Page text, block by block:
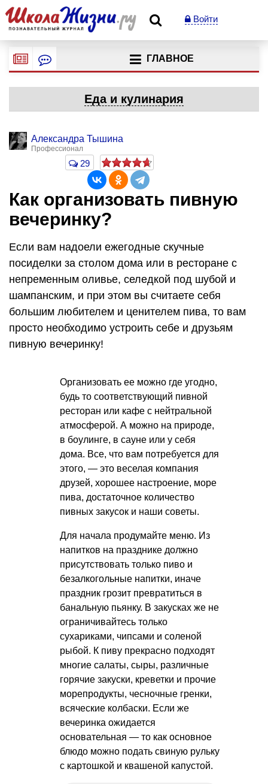
Войти
ГЛАВНОЕ
Еда и кулинария
Александра Тышина
Профессионал
29
Как организовать пивную
вечеринку?
Если вам надоели ежегодные скучные
посиделки за столом дома или в ресторане с
непременным оливье, селедкой под шубой и
шампанским, и при этом вы считаете себя
большим любителем и ценителем пива, то вам
просто необходимо устроить себе и друзьям
пивную вечеринку!
Организовать ее можно где угодно,
будь то соответствующий пивной
ресторан или кафе с нейтральной
атмосферой. А можно на природе,
в боулинге, в сауне или у себя
дома. Все, что вам потребуется для
этого, — это веселая компания
друзей, хорошее настроение, море
пива, достаточное количество
пивных закусок и наши советы.
Для начала продумайте меню. Из
напитков на празднике должно
присутствовать только пиво и
безалкогольные напитки, иначе
праздник грозит превратиться в
банальную пьянку. В закусках же не
ограничивайтесь только
сухариками, чипсами и соленой
рыбой. К пиву прекрасно подходят
многие салаты, сыры, различные
горячие закуски, креветки и прочие
морепродукты, чесночные гренки,
всяческие колбаски. Если же
вечеринка ожидается
основательная — то как основное
блюдо можно подать свиную рульку
с картошкой и квашеной капустой.